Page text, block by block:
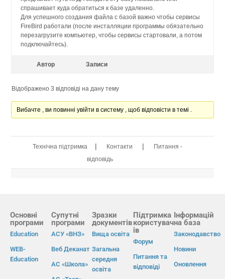
спрашивает куда обратиться к базе удаленно.
Для успешного создания файла с базой важно чтобы сервисы
FireBird работали (после инсталляции программы обязательно
перезагрузите компьютер, чтобы сервисы стартовали, а потом
подключайтесь).
Автор Записи
Відображено 3 відповіді на дану тему
Вибачте , ви повинні увійти в систему , щоб відповісти в темі .
Технічна підтримка | Контакти |
Питання -
відповідь
Основні
програми
Education
WEB-
Education
Супутні
програми
АСУ «ВНЗ»
Веб Деканат
АС «Школа»
Зразки
документів
Вища освіта
Загальна
середня
освіта
Підтримка
користувач
ів
Форум
Питання та
відповіді
Інформацій
на база
Законодавство
Новини
Оновлення